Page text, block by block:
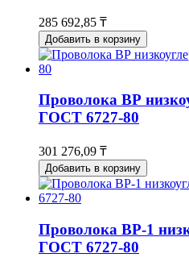
285 692,85 ₸
Добавить в корзину
Проволока ВР
ГОСТ 6727-80
301 276,09 ₸
Добавить в корзину
Проволока ВР-1
ГОСТ 6727-80